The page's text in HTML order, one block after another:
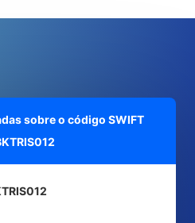
sobre o código SWIFT